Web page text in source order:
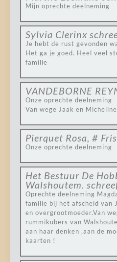
Mijn oprechte deelneming
Sylvia Clerinx
Je hebt de rust gevonden
Het ga je goed. Heel veel
familie
VANDEBORNE
Onze oprechte deelneming
Van wege Jaak en Micheline
Pierquet Rosa, #
Onze oprechte deelneming
Het Bestuur De
Walshoutem.
Oprechte deelneming
familie bij het afscheid van
en overgrootmoeder.Van
rummikubers van
aan haar denken ,aan de
kaarten !